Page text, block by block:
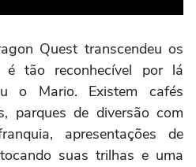
Quest transcendeu os
é tão reconhecível por lá
o Mario. Existem cafés
parques de diversão com
apresentações de
suas trilhas e uma